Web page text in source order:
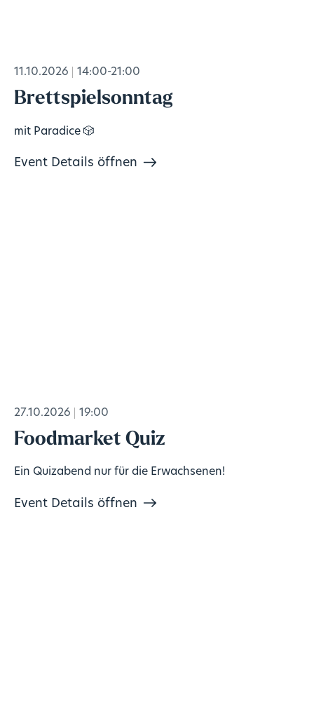
11.10.2026 14:00-21:00
Brettspielsonntag
mit Paradice 🎲
Event Details öffnen
27.10.2026 19:00
Foodmarket Quiz
Ein Quizabend nur für die Erwachsenen!
Event Details öffnen